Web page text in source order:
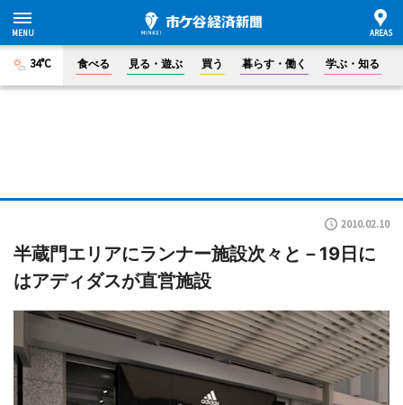
34°C 食べる 見る・遊ぶ 買う 暮らす・働く 学ぶ・知る
2010.02.10
半蔵門エリアにランナー施設次々と－19日に
はアディダスが直営施設